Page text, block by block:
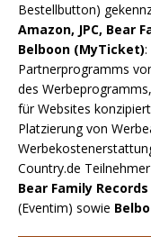
Bestellbutton)
Amazon, JPC, Bear
Belboon (MyTicket):
Partnerprogramms
des
für Websites
Platzierung von
Country.de
Bear Family Records
(Eventim) sowie